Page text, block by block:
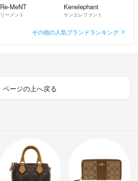
Re-MeNT
リーメント
Kenelephant
ケンエレファント
その他の人気ブランドランキング
ページの上へ戻る